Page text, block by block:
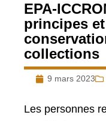
EPA-
principes
collections
9 mars 2023
Les personnes